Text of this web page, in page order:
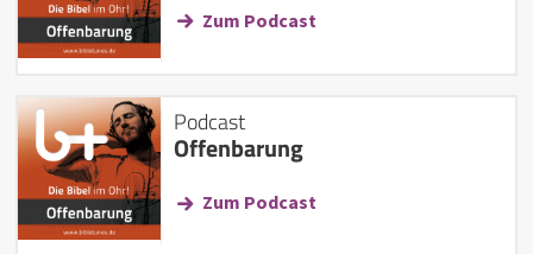
Zum Podcast
Podcast
Offenbarung
Zum Podcast